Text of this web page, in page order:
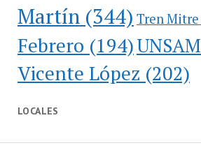
Martín(344) Tren Mitre
Febrero (194)UNSAM
Vicente López (202)
LOCALES